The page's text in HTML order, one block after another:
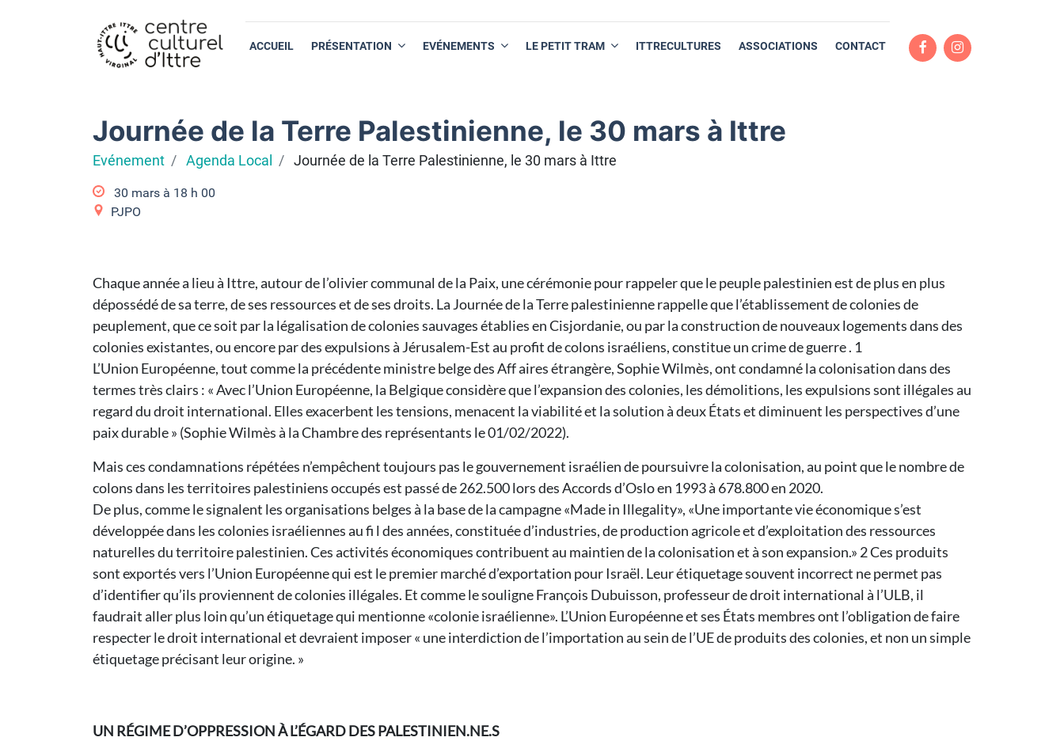
ACCUEIL PRÉSENTATION EVÉNEMENTS LE PETIT TRAM ITTRECULTURES ASSOCIATIONS CONTACT
Journée de la Terre Palestinienne, le 30 mars à Ittre
Evénement Agenda Local Journée de la Terre Palestinienne, le 30 mars à Ittre
30 mars à 18 h 00
PJPO
Chaque année a lieu à Ittre, autour de l’olivier communal de la Paix, une cérémonie pour rappeler que le peuple palestinien est de plus en plus
dépossédé de sa terre, de ses ressources et de ses droits. La Journée de la Terre palestinienne rappelle que l’établissement de colonies de
peuplement, que ce soit par la légalisation de colonies sauvages établies en Cisjordanie, ou par la construction de nouveaux logements dans des
colonies existantes, ou encore par des expulsions à Jérusalem-Est au profit de colons israéliens, constitue un crime de guerre . 1
L’Union Européenne, tout comme la précédente ministre belge des Aff aires étrangère, Sophie Wilmès, ont condamné la colonisation dans des
termes très clairs : « Avec l’Union Européenne, la Belgique considère que l’expansion des colonies, les démolitions, les expulsions sont illégales au
regard du droit international. Elles exacerbent les tensions, menacent la viabilité et la solution à deux États et diminuent les perspectives d’une
paix durable » (Sophie Wilmès à la Chambre des représentants le 01/02/2022).
Mais ces condamnations répétées n’empêchent toujours pas le gouvernement israélien de poursuivre la colonisation, au point que le nombre de
colons dans les territoires palestiniens occupés est passé de 262.500 lors des Accords d’Oslo en 1993 à 678.800 en 2020.
De plus, comme le signalent les organisations belges à la base de la campagne «Made in Illegality», «Une importante vie économique s’est
développée dans les colonies israéliennes au fi l des années, constituée d’industries, de production agricole et d’exploitation des ressources
naturelles du territoire palestinien. Ces activités économiques contribuent au maintien de la colonisation et à son expansion.» 2 Ces produits
sont exportés vers l’Union Européenne qui est le premier marché d’exportation pour Israël. Leur étiquetage souvent incorrect ne permet pas
d’identifier qu’ils proviennent de colonies illégales. Et comme le souligne François Dubuisson, professeur de droit international à l’ULB, il
faudrait aller plus loin qu’un étiquetage qui mentionne «colonie israélienne». L’Union Européenne et ses États membres ont l’obligation de faire
respecter le droit international et devraient imposer « une interdiction de l’importation au sein de l’UE de produits des colonies, et non un simple
étiquetage précisant leur origine. »
UN RÉGIME D’OPPRESSION À L’ÉGARD DES PALESTINIEN.NE.S